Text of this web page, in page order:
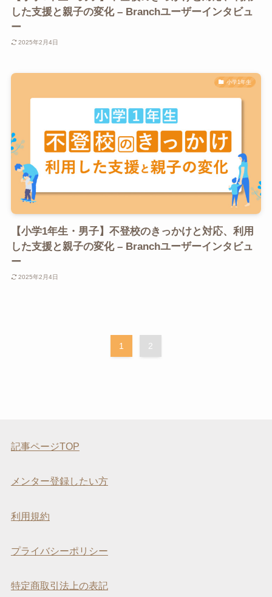
した支援と親子の変化 – Branchユーザーインタビュ
ー
2025年2月4日
小学1年生
【小学1年生・男子】不登校のきっかけと対応、利用
した支援と親子の変化 – Branchユーザーインタビュ
ー
2025年2月4日
1 2
記事ページTOP
メンター登録したい方
利用規約
プライバシーポリシー
特定商取引法上の表記